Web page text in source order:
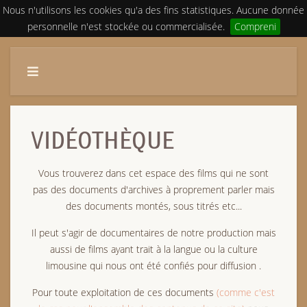
Nous n'utilisons les cookies qu'a des fins statistiques. Aucune donnée
personnelle n'est stockée ou commercialisée.
Compreni
VIDÉOTHÈQUE
Vous trouverez dans cet espace des films qui ne sont
pas des documents d'archives à proprement parler mais
des documents montés, sous titrés etc...
Il peut s'agir de documentaires de notre production mais
aussi de films ayant trait à la langue ou la culture
limousine qui nous ont été confiés pour diffusion .
Pour toute exploitation de ces documents (comme c'est